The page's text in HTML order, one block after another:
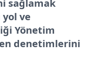
sağlamak
yol ve
Yönetim
denetimlerini